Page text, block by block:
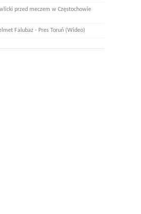
przed meczem w Częstochowie
Falubaz - Pres Toruń (Wideo)